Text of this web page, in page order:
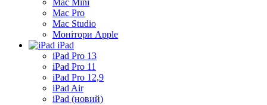
Mac Mini
Mac Pro
Mac Studio
Монітори Apple
iPad
iPad Pro 13
iPad Pro 11
iPad Pro 12,9
iPad Air
iPad (новий)